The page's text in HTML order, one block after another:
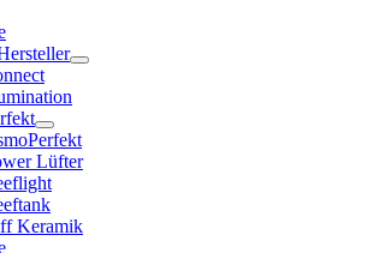
Lüfter
Keramik